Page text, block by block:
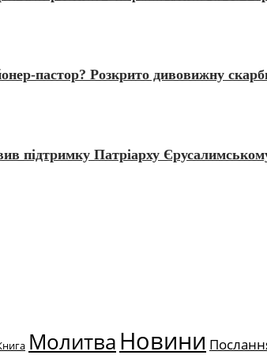
пастор? Розкрито дивовижну
підтримку Патріарху
МолитваНовини